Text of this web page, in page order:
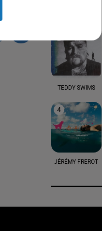
TEDDY SWIMS
4
JÉRÉMY FREROT